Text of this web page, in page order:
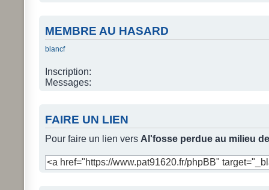
MEMBRE AU HASARD
blancf
Inscription:
Messages:
FAIRE UN LIEN
Pour faire un lien vers Al'fosse perdue au milieu